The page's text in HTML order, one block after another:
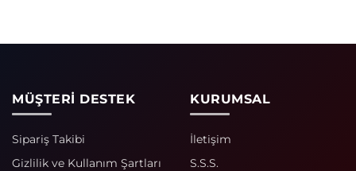
MÜŞTERİ DESTEK
Sipariş Takibi
Gizlilik ve Kullanım Şartları
KURUMSAL
İletişim
S.S.S.